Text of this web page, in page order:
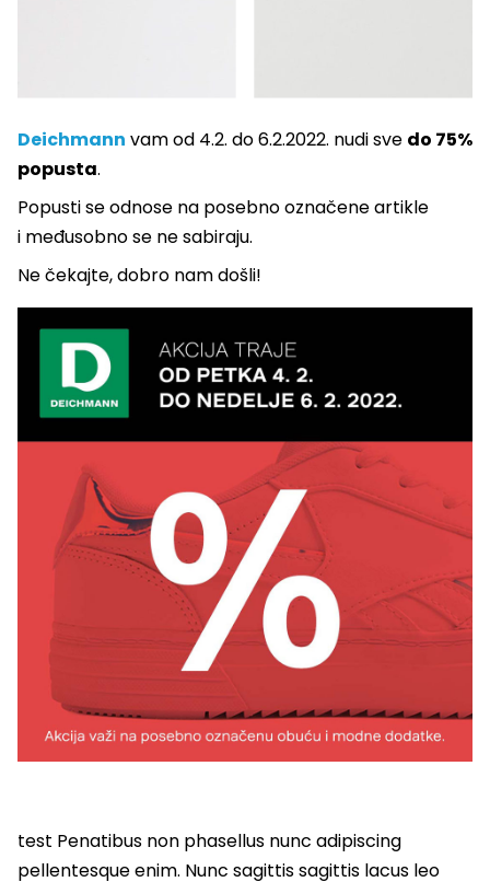
Deichmann vam od 4.2. do 6.2.2022. nudi sve do 75%
popusta.
Popusti se odnose na posebno označene artikle
i međusobno se ne sabiraju.
Ne čekajte, dobro nam došli!
test Penatibus non phasellus nunc adipiscing
pellentesque enim. Nunc sagittis sagittis lacus leo